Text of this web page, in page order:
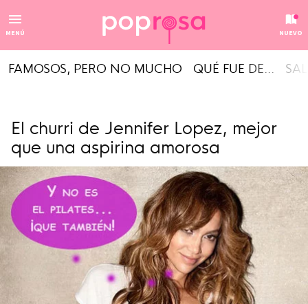
MENÚ NUEVO
FAMOSOS, PERO NO MUCHO QUÉ FUE DE...
El churri de Jennifer Lopez, mejor
que una aspirina amorosa